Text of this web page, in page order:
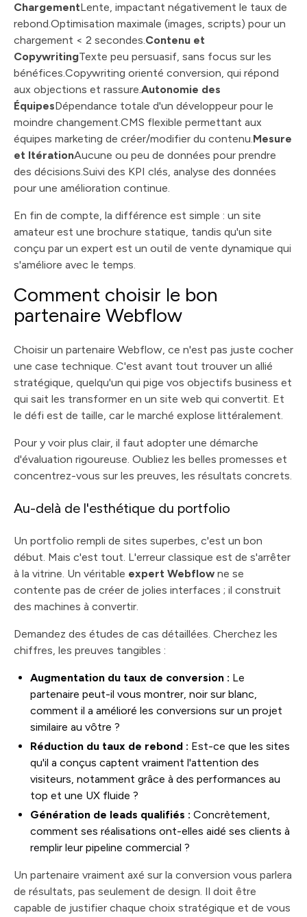
ChargementLente, impactant négativement le taux de
rebond.Optimisation maximale (images, scripts) pour un
chargement < 2 secondes.Contenu et
CopywritingTexte peu persuasif, sans focus sur les
bénéfices.Copywriting orienté conversion, qui répond
aux objections et rassure.Autonomie des
ÉquipesDépendance totale d'un développeur pour le
moindre changement.CMS flexible permettant aux
équipes marketing de créer/modifier du contenu.Mesure
et ItérationAucune ou peu de données pour prendre
des décisions.Suivi des KPI clés, analyse des données
pour une amélioration continue.
En fin de compte, la différence est simple : un site
amateur est une brochure statique, tandis qu'un site
conçu par un expert est un outil de vente dynamique qui
s'améliore avec le temps.
Comment choisir le bon
partenaire Webflow
Choisir un partenaire Webflow, ce n'est pas juste cocher
une case technique. C'est avant tout trouver un allié
stratégique, quelqu'un qui pige vos objectifs business et
qui sait les transformer en un site web qui convertit. Et
le défi est de taille, car le marché explose littéralement.
Pour y voir plus clair, il faut adopter une démarche
d'évaluation rigoureuse. Oubliez les belles promesses et
concentrez-vous sur les preuves, les résultats concrets.
Au-delà de l'esthétique du portfolio
Un portfolio rempli de sites superbes, c'est un bon
début. Mais c'est tout. L'erreur classique est de s'arrêter
à la vitrine. Un véritable expert Webflow ne se
contente pas de créer de jolies interfaces ; il construit
des machines à convertir.
Demandez des études de cas détaillées. Cherchez les
chiffres, les preuves tangibles :
Augmentation du taux de conversion : Le
partenaire peut-il vous montrer, noir sur blanc,
comment il a amélioré les conversions sur un projet
similaire au vôtre ?
Réduction du taux de rebond : Est-ce que les sites
qu'il a conçus captent vraiment l'attention des
visiteurs, notamment grâce à des performances au
top et une UX fluide ?
Génération de leads qualifiés : Concrètement,
comment ses réalisations ont-elles aidé ses clients à
remplir leur pipeline commercial ?
Un partenaire vraiment axé sur la conversion vous parlera
de résultats, pas seulement de design. Il doit être
capable de justifier chaque choix stratégique et de vous